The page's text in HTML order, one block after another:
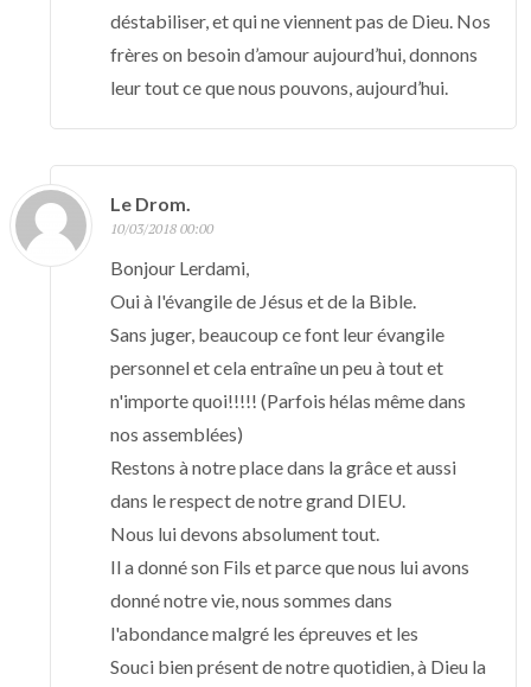
déstabiliser, et qui ne viennent pas de Dieu. Nos
frères on besoin d’amour aujourd’hui, donnons
leur tout ce que nous pouvons, aujourd’hui.
Le Drom.
10/03/2018 00:00
Bonjour Lerdami,
Oui à l'évangile de Jésus et de la Bible.
Sans juger, beaucoup ce font leur évangile
personnel et cela entraîne un peu à tout et
n'importe quoi!!!!! (Parfois hélas même dans
nos assemblées)
Restons à notre place dans la grâce et aussi
dans le respect de notre grand DIEU.
Nous lui devons absolument tout.
Il a donné son Fils et parce que nous lui avons
donné notre vie, nous sommes dans
l'abondance malgré les épreuves et les
Souci bien présent de notre quotidien, à Dieu la